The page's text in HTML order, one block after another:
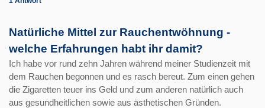
Natürliche Mittel zur Rauchentwöhnung -
welche Erfahrungen habt ihr damit?
Ich habe vor rund zehn Jahren während meiner Studienzeit mit
dem Rauchen begonnen und es rasch bereut. Zum einen gehen
die Zigaretten teuer ins Geld und zum anderen natürlich auch
aus gesundheitlichen sowie aus ästhetischen Gründen.